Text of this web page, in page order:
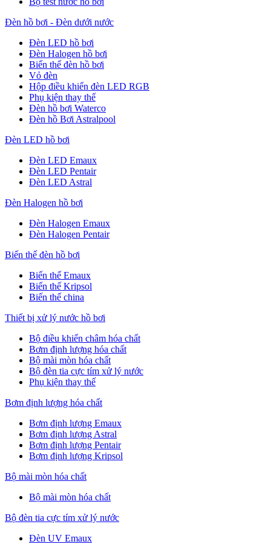
Đèn hồ bơi - Đèn dưới nước
Đèn LED hồ bơi
Đèn Halogen hồ bơi
Biến thế đèn hồ bơi
Vỏ đèn
Hộp điều khiển đèn LED RGB
Phụ kiện thay thế
Đèn hồ bơi Waterco
Đèn hồ Bơi Astralpool
Đèn LED hồ bơi
Đèn LED Emaux
Đèn LED Pentair
Đèn LED Astral
Đèn Halogen hồ bơi
Đèn Halogen Emaux
Đèn Halogen Pentair
Biến thế đèn hồ bơi
Biến thế Emaux
Biến thế Kripsol
Biến thế china
Thiết bị xử lý nước hồ bơi
Bộ điều khiển châm hóa chất
Bơm định lượng hóa chất
Bộ mài mòn hóa chất
Bộ đèn tia cực tím xử lý nước
Phụ kiện thay thế
Bơm định lượng hóa chất
Bơm định lượng Emaux
Bơm định lượng Astral
Bơm định lượng Pentair
Bơm định lượng Kripsol
Bộ mài mòn hóa chất
Bộ mài mòn hóa chất
Bộ đèn tia cực tím xử lý nước
Đèn UV Emaux